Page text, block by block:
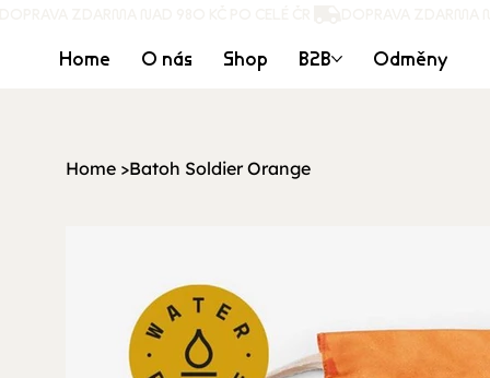
Home O nás Shop B2B Odměny
Home >Batoh Soldier Orange